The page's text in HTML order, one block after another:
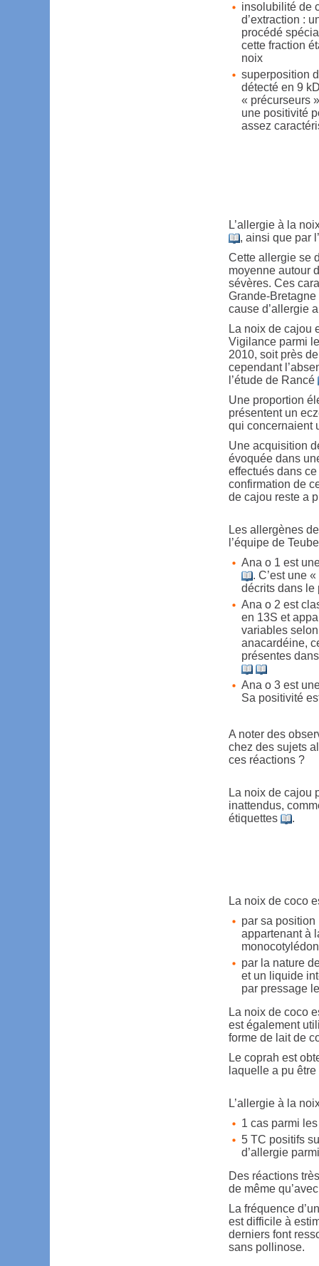
insolubilité de
d’extraction :
procédé
cette fraction
noix
superposition
détecté en 9
« précurseurs
une positivité
assez
L’allergie à la
, ainsi que par
Cette allergie se
moyenne autour
sévères. Ces
Grande-Bretagne
cause d’allergie
La noix de cajou
Vigilance parmi
2010, soit près
cependant
l’étude de Rancé
Une proportion
présentent un
qui concernaient
Une acquisition
évoquée dans
effectués dans
confirmation de
de cajou reste a
Les allergènes
l’équipe de
Ana o 1 est
. C’est une
décrits dans le
Ana o 2 est
en 13S et
variables
anacardéine,
présentes
Ana o 3 est
Sa positivité
A noter des
chez des sujets
ces réactions ?
La noix de cajou
inattendus,
étiquettes
.
La noix de coco
par sa position
appartenant à
par la nature
et un liquide
par pressage
La noix de coco
est également
forme de lait de
Le coprah est
laquelle a pu
L’allergie à la
1 cas parmi
5 TC positifs
d’allergie
Des réactions
de même
La fréquence
est difficile à
derniers font
sans pollinose.